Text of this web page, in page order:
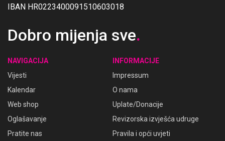
IBAN HR0223400091510603018
Dobro mijenja sve.
NAVIGACIJA
Vijesti
Kalendar
Web shop
Oglašavanje
Pratite nas
INFORMACIJE
Impressum
O nama
Uplate/Donacije
Revizorska izvješća udruge
Pravila i opći uvjeti